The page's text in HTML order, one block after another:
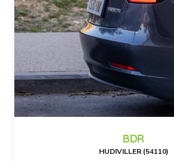
BDR
HUDIVILLER (54110)